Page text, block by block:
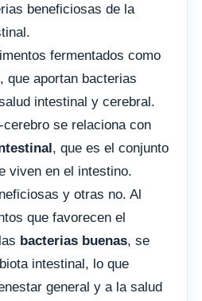
beneficiosas de la
fermentados como
que aportan bacterias
intestinal y cerebral.
cerebro se relaciona con
, que es el conjunto
viven en el intestino.
y otras no. Al
que favorecen el
bacterias buenas, se
intestinal, lo que
general y a la salud